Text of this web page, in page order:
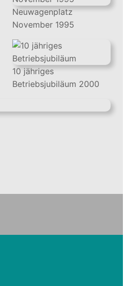
Neuwagenplatz
November 1995
10 jähriges
Betriebsjubiläum 2000